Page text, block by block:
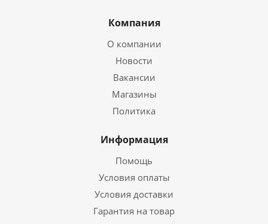
Компания
О компании
Новости
Вакансии
Магазины
Политика
Информация
Помощь
Условия оплаты
Условия доставки
Гарантия на товар